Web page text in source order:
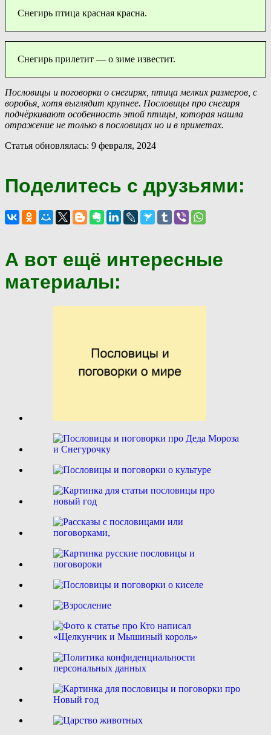
Снегирь птица красная красна.
Снегирь прилетит — о зиме известит.
Пословицы и поговорки о снегирях, птица мелких размеров, с
воробья, хотя выглядит крупнее. Пословицы про снегиря
подчёркивают особенность этой птицы, которая нашла
отражение не только в пословицах но и в приметах.
Статья обновлялась: 9 февраля, 2024
Поделитесь с друзьями:
А вот ещё интересные
материалы: